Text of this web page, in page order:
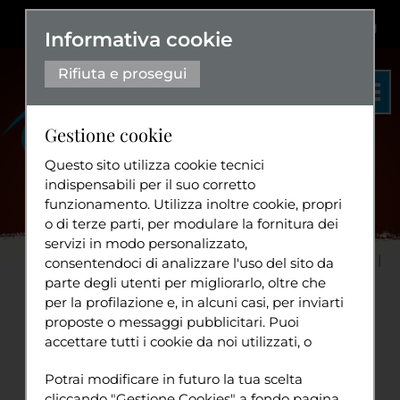
Dislessia Eng
Organigramma
Statuto
Diventa volontario
Sport
Home Progetti Solidarietà
Connessioni attive per la Pace Anno I
Domenica 7 gennaio 2007
E arriviamo a Gerusalemme.
Dopo aver toccato, Tiberiade, Nazaret,
Informativa cookie
Rifiuta e prosegui
Gestione cookie
Questo sito utilizza cookie tecnici
indispensabili per il suo corretto
funzionamento. Utilizza inoltre cookie, propri
o di terze parti, per modulare la fornitura dei
servizi in modo personalizzato,
consentendoci di analizzare l'uso del sito da
parte degli utenti per migliorarlo, oltre che
per la profilazione e, in alcuni casi, per inviarti
proposte o messaggi pubblicitari. Puoi
accettare tutti i cookie da noi utilizzati, o
compaiono sulle pagine di questo sito,
Potrai modificare in futuro la tua scelta